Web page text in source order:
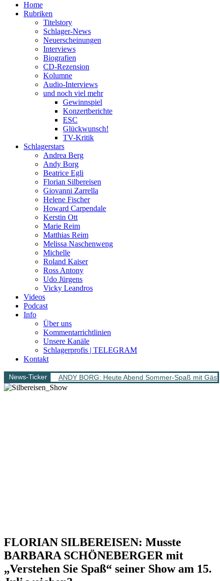
Home
Rubriken
Titelstory
Schlager-News
Neuerscheinungen
Interviews
Biografien
CD-Rezension
Kolumne
Audio-Interviews
und noch viel mehr
Gewinnspiel
Konzertberichte
ESC
Glückwunsch!
TV-Kritik
Schlagerstars
Andrea Berg
Andy Borg
Beatrice Egli
Florian Silbereisen
Giovanni Zarrella
Helene Fischer
Howard Carpendale
Kerstin Ott
Marie Reim
Matthias Reim
Melissa Naschenweng
Michelle
Roland Kaiser
Ross Antony
Udo Jürgens
Vicky Leandros
Videos
Podcast
Info
Über uns
Kommentarrichtlinien
Unsere Kanäle
Schlagerprofis | TELEGRAM
Kontakt
News-Ticker ANDY BORG: Heute Abend Sommer-Spaß mit
FLORIAN SILBEREISEN: Musste
BARBARA SCHÖNEBERGER mit
„Verstehen Sie Spaß“ seiner Show am 15.